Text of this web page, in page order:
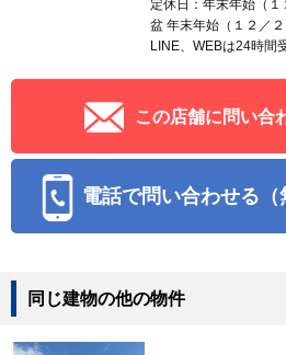
定休日：年末年始（
盆 年末年始（１２／
LINE、WEBは24時間
この店舗に問い合
電話で問い合わせる（
同じ建物の他の物件